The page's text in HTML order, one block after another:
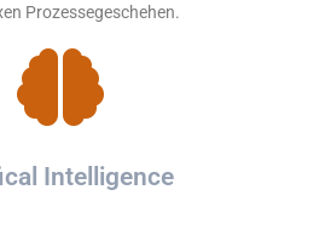
Prozessegeschehen.
Intelligence